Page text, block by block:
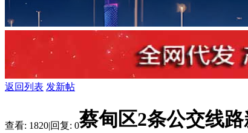
返回列表 发新帖
查看: 1820|回复: 0蔡甸区2条公交线